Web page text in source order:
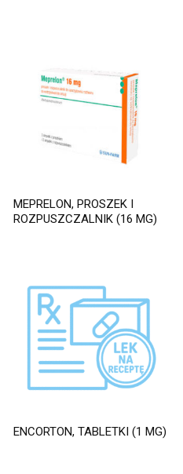
MEPRELON, PROSZEK I
ROZPUSZCZALNIK (16 MG)
ENCORTON, TABLETKI (1 MG)